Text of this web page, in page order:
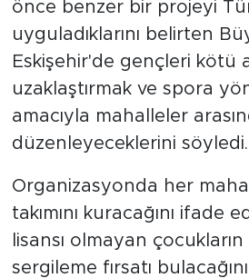
önce benzer bir projeyi
uyguladıklarını belirten
Eskişehir'de gençleri kötü
uzaklaştırmak ve spora
amacıyla mahalleler
düzenleyeceklerini söyledi.
Organizasyonda her
takımını kuracağını ifade
lisansı olmayan
sergileme fırsatı